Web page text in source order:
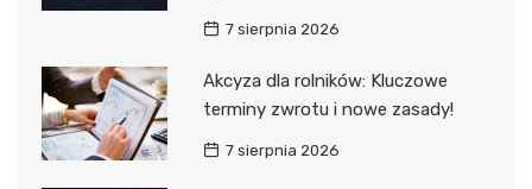
7 sierpnia 2026
Akcyza dla rolników: Kluczowe
terminy zwrotu i nowe zasady!
7 sierpnia 2026